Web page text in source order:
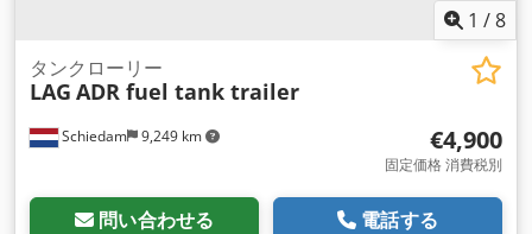
1 /8
Schiedam 9,249 km
タンクローリー
LAG ADR fuel tank trailer
€4,900
固定価格 消費税別
問い合わせる 電話する